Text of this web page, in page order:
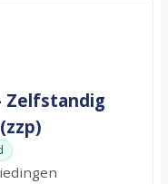
Zelfstandig